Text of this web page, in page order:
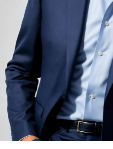
Pardoseala joacă un rol
sunete, mai ales în zonele
cameră și baie sau dintre
proprietăți fonoabsorbante
zgomotului către camerele
inferioare, un aspect
vechi, cu structuri care nu
pentru izolare fonică
Rotația rapidă
materiale